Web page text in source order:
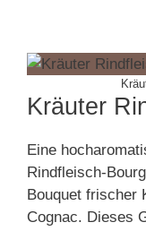
Kräuter
Eine
Rindfleisch-
Bouquet frischer
Cognac. Dieses